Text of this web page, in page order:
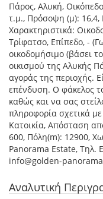
Πάρος, Αλυκή,
τ.μ., Πρόσοψη (μ): 16,4,
Χαρακτηριστικά:
Τρίφατσο, Επίπεδο, -
οικοδομήσιμο (βάσει
οικισμού της Αλυκής
αγοράς της περιοχής.
επένδυση. Ο φάκελος
καθώς και να σας
πληροφορία σχετικά
Κατοικία, Απόσταση
600, Πόλη(m): 12900,
Panorama Estate, Τηλ.
info@golden-
Αναλυτική